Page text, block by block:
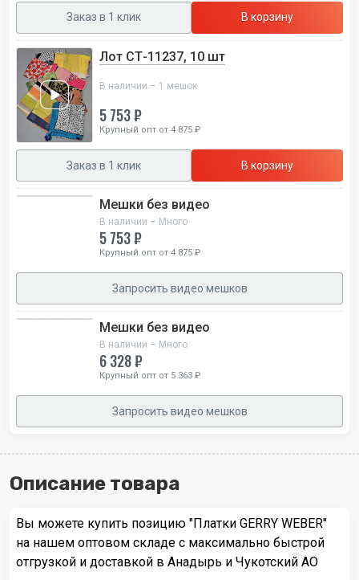
Заказ в 1 клик В корзину
Лот СТ-11237, 10 шт
В наличии – 1 мешок
5 753 ₽
Крупный опт от 4 875 ₽
Заказ в 1 клик В корзину
Мешки без видео
В наличии – Много
5 753 ₽
Крупный опт от 4 875 ₽
Запросить видео мешков
Мешки без видео
В наличии – Много
6 328 ₽
Крупный опт от 5 363 ₽
Запросить видео мешков
Описание товара
Вы можете купить позицию "Платки GERRY WEBER"
на нашем оптовом складе с максимально быстрой
отгрузкой и доставкой в Анадырь и Чукотский АО